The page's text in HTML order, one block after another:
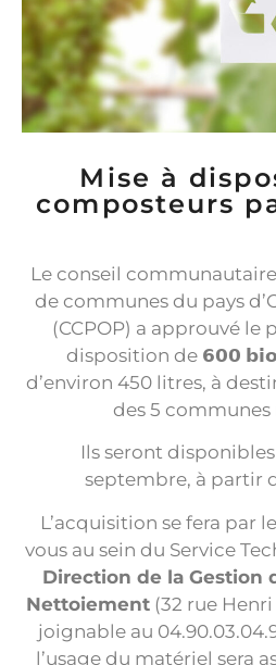
Mise à
composteurs
Le conseil
de communes du pays
(CCPOP) a approuvé le
disposition de 𝟲𝟬𝟬
d’environ 450 litres, à
des 5
Ils seront
septembre, à partir
L’acquisition se fera par
vous au sein du Service
Direction de la Gestion
Nettoiement(32 rue Henri
joignable au
l’usage du matériel sera